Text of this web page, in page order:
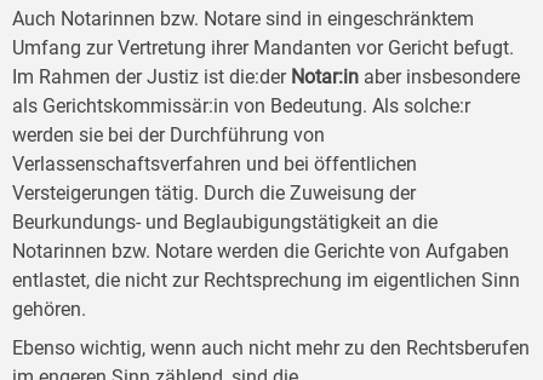
Auch Notarinnen bzw. Notare sind in eingeschränktem
Umfang zur Vertretung ihrer Mandanten vor Gericht befugt.
Im Rahmen der Justiz ist die:der Notar:in aber insbesondere
als Gerichtskommissär:in von Bedeutung. Als solche:r
werden sie bei der Durchführung von
Verlassenschaftsverfahren und bei öffentlichen
Versteigerungen tätig. Durch die Zuweisung der
Beurkundungs- und Beglaubigungstätigkeit an die
Notarinnen bzw. Notare werden die Gerichte von Aufgaben
entlastet, die nicht zur Rechtsprechung im eigentlichen Sinn
gehören.
Ebenso wichtig, wenn auch nicht mehr zu den Rechtsberufen